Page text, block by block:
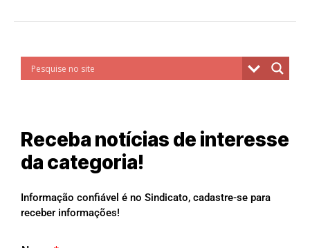
Receba notícias de interesse
da categoria!
Informação confiável é no Sindicato, cadastre-se para
receber informações!